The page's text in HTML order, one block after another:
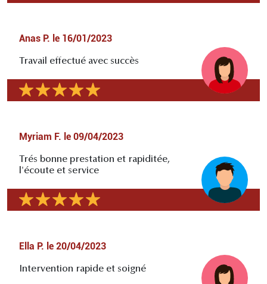
Anas P. le 16/01/2023
Travail effectué avec succès
Myriam F. le 09/04/2023
Trés bonne prestation et rapiditée,
l'écoute et service
Ella P. le 20/04/2023
Intervention rapide et soigné